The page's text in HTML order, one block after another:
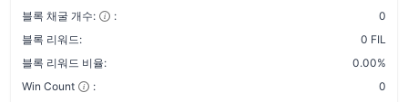
블록 채굴 개수:
:
0
블록 리워드:
0 FIL
블록 리워드 비율:
0.00%
Win Count
:
0